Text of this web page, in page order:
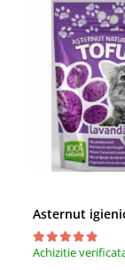
Achizitie